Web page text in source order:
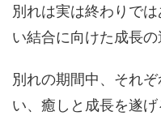
別れは実は終わりで
い結合に向けた成長の
別れの期間中、それ
い、癒しと成長を遂